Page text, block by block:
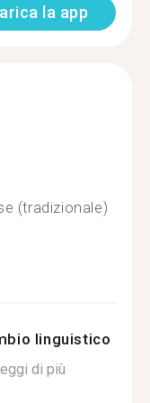
la app
(tradizionale)
linguistico
di più